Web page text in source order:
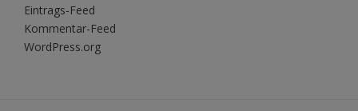
Eintrags-Feed
Kommentar-Feed
WordPress.org